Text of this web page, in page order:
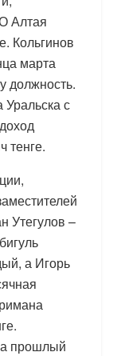
Алтая
Кольгинов
марта
должность.
с
тенге.
Утегулов –
а Игорь
прошлый